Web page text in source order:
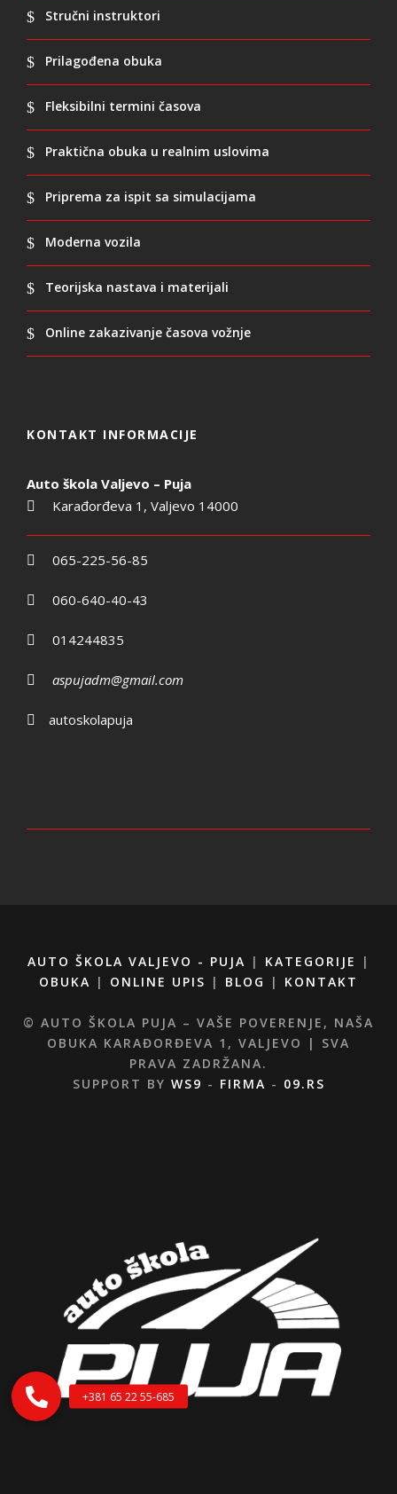
Stručni instruktori
Prilagođena obuka
Fleksibilni termini časova
Praktična obuka u realnim uslovima
Priprema za ispit sa simulacijama
Moderna vozila
Teorijska nastava i materijali
Online zakazivanje časova vožnje
KONTAKT INFORMACIJE
Auto škola Valjevo – Puja
Karađorđeva 1, Valjevo 14000
065-225-56-85
060-640-40-43
014244835
aspujadm@gmail.com
autoskolapuja
AUTO ŠKOLA VALJEVO - PUJA | KATEGORIJE
|
OBUKA | ONLINE UPIS | BLOG | KONTAKT
© AUTO ŠKOLA PUJA – VAŠE POVERENJE, NAŠA
OBUKA KARAĐORĐEVA 1, VALJEVO | SVA
PRAVA ZADRŽANA.
SUPPORT BY WS9 - FIRMA - 09.RS